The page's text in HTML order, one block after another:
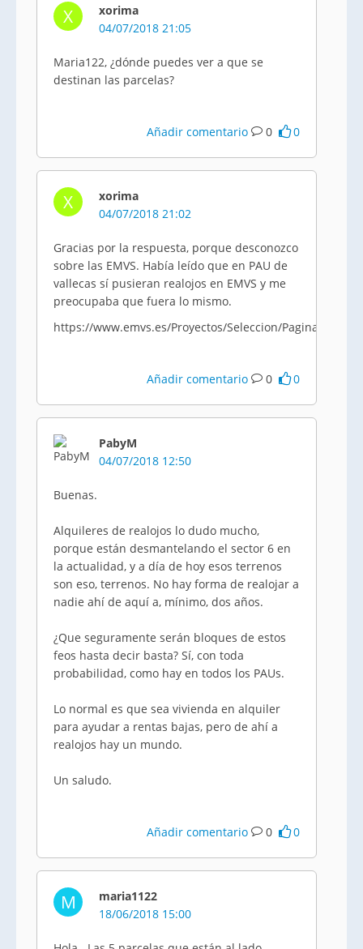
X
xorima
04/07/2018 21:05
Maria122, ¿dónde puedes ver a que se
destinan las parcelas?
Añadir comentario 0 0
X
xorima
04/07/2018 21:02
Gracias por la respuesta, porque desconozco
sobre las EMVS. Había leído que en PAU de
vallecas sí pusieran realojos en EMVS y me
preocupaba que fuera lo mismo.
https://www.emvs.es/Proyectos/Seleccion/Paginas/
Añadir comentario 0 0
PabyM
04/07/2018 12:50
Buenas.
Alquileres de realojos lo dudo mucho,
porque están desmantelando el sector 6 en
la actualidad, y a día de hoy esos terrenos
son eso, terrenos. No hay forma de realojar a
nadie ahí de aquí a, mínimo, dos años.
¿Que seguramente serán bloques de estos
feos hasta decir basta? Sí, con toda
probabilidad, como hay en todos los PAUs.
Lo normal es que sea vivienda en alquiler
para ayudar a rentas bajas, pero de ahí a
realojos hay un mundo.
Un saludo.
Añadir comentario 0 0
M
maria1122
18/06/2018 15:00